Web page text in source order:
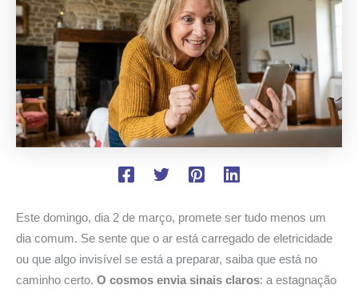
Este domingo, dia 2 de março, promete ser tudo menos um
dia comum. Se sente que o ar está carregado de eletricidade
ou que algo invisível se está a preparar, saiba que está no
caminho certo. O cosmos envia sinais claros: a estagnação